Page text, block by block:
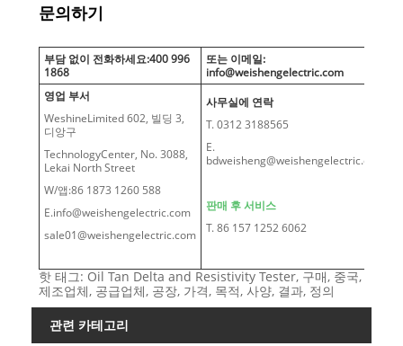
문의하기
부담 없이 전화하세요:400 996
1868
또는 이메일:
info@weishengelectric.com
영업 부서
WeshineLimited 602, 빌딩 3,
디앙구
TechnologyCenter, No. 3088,
Lekai North Street
W/앱:86 1873 1260 588
E.info@weishengelectric.com
sale01@weishengelectric.com
사무실에 연락
T. 0312 3188565
E.
bdweisheng@weishengelectric.com
판매 후 서비스
T. 86 157 1252 6062
핫 태그: Oil Tan Delta and Resistivity Tester, 구매, 중국,
제조업체, 공급업체, 공장, 가격, 목적, 사양, 결과, 정의
관련 카테고리